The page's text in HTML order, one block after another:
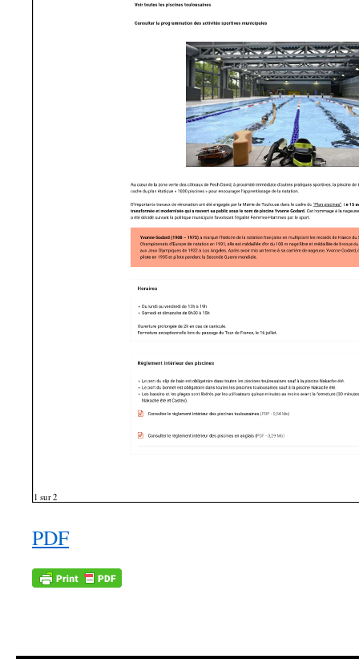
PDF